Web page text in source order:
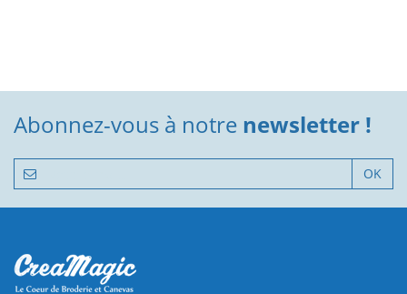
Abonnez-vous à notre newsletter !
OK